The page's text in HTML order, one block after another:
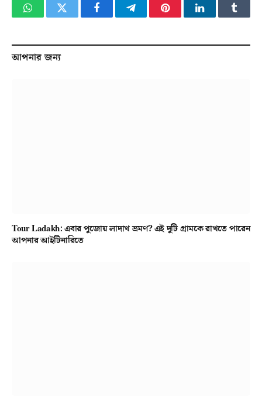
WhatsAppTwitter FacebookTelegramPinterestLinkedIn
আপনার জন্য
Tour Ladakh: এবার পুজোয় লাদাখ ভ্রমণ? এই দুটি গ্রামকে রাখতে পারেন
আপনার আইটিনারিতে